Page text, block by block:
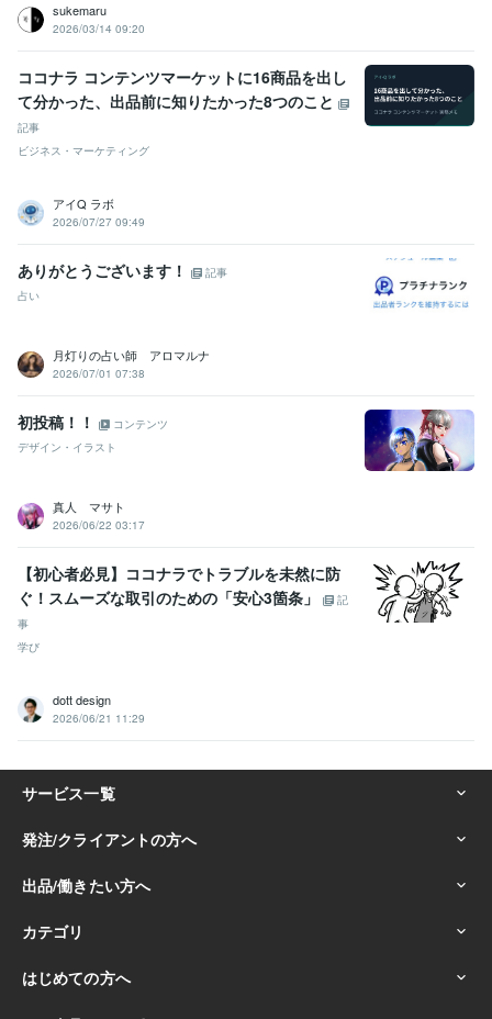
聞き
悩み 愚痴 ハラスメント
家族親戚
オンラインレッスン・習い事 ココナラ維持攻略支援・トラブル対応
ココナラ 攻略 コンサルではない 売上 人間関係 SNS
トラブル
サムネイル
設定 ヘルプ
sukemaru
2026/03/14 09:20
ココナラ コンテンツマーケットに16商品を出し
て分かった、出品前に知りたかった8つのこと
記事
ビジネス・マーケティング
アイQ ラボ
2026/07/27 09:49
ありがとうございます！
記事
占い
月灯りの占い師 アロマルナ
2026/07/01 07:38
初投稿！！
コンテンツ
デザイン・イラスト
真人 マサト
2026/06/22 03:17
【初心者必見】ココナラでトラブルを未然に防
ぐ！スムーズな取引のための「安心3箇条」
記
事
学び
dott design
2026/06/21 11:29